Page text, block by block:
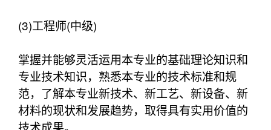
(3)工程师(中级)
掌握并能够灵活运用本专业的基础理论知识和
专业技术知识，熟悉本专业的技术标准和规
范，了解本专业新技术、新工艺、新设备、新
材料的现状和发展趋势，取得具有实用价值的
技术成果。